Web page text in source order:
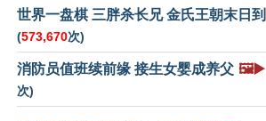
世界一盘棋 三胖杀长兄 金氏王朝末日到
(573,670次)
消防员值班续前缘 接生女婴成养父 🖼️▶️
次)